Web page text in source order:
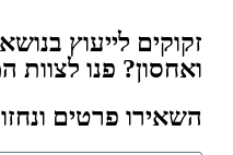
זקוקים לייעוץ
ואחסון? פנו לצוות
השאירו פרטים